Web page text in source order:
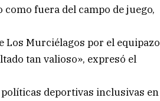
fuera del campo de juego,
Los Murciélagos por el equipazo
tan valioso», expresó el
deportivas inclusivas en